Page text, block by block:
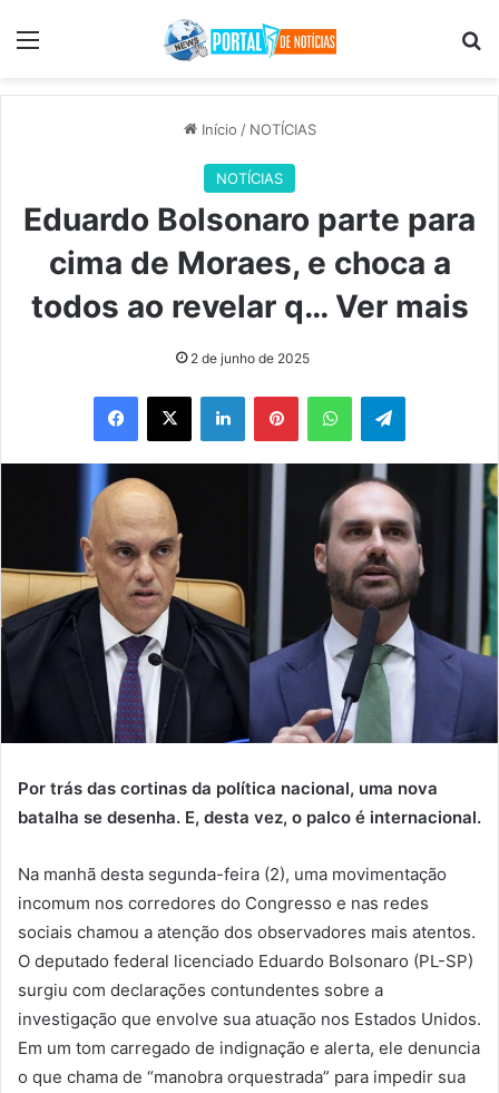
Menu
Início / NOTÍCIAS
NOTÍCIAS
Eduardo Bolsonaro parte para
cima de Moraes, e choca a
todos ao revelar q… Ver mais
2 de junho de 2025
Facebook
X LinkedinPinterestWhatsAppTelegram
Por trás das cortinas da política nacional, uma nova
batalha se desenha. E, desta vez, o palco é internacional.
Na manhã desta segunda-feira (2), uma movimentação
incomum nos corredores do Congresso e nas redes
sociais chamou a atenção dos observadores mais atentos.
O deputado federal licenciado Eduardo Bolsonaro (PL-SP)
surgiu com declarações contundentes sobre a
investigação que envolve sua atuação nos Estados Unidos.
Em um tom carregado de indignação e alerta, ele denuncia
o que chama de “manobra orquestrada” para impedir sua